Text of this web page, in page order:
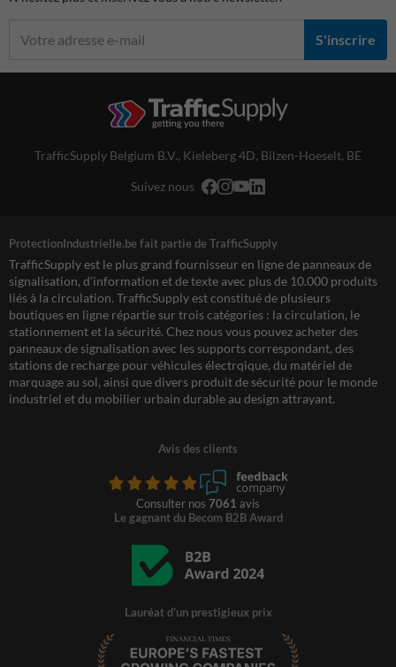
S'inscrire
TrafficSupply Belgium B.V., Kieleberg 4D, Bilzen-Hoeselt, BE
Suivez nous
ProtectionIndustrielle.be fait partie de TrafficSupply
TrafficSupply est le plus grand fournisseur en ligne de panneaux de
signalisation, d'information et de texte avec plus de 10.000 produits
liés à la circulation. TrafficSupply est constitué de plusieurs
boutiques en ligne répartie sur trois catégories : la circulation, le
stationnement et la sécurité. Chez nous vous pouvez acheter des
panneaux de signalisation avec les supports correspondant, des
stations de recharge pour véhicules électrqique, du matériel de
marquage au sol, ainsi que divers produit de sécurité pour le monde
industriel et du mobilier urbain durable au design attrayant.
Avis des clients
Consulter nos 7061 avis
Le gagnant du Becom B2B Award
Lauréat d'un prestigieux prix